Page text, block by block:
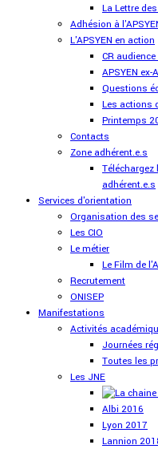
La Lettre
Adhésion à
L'APSYEN en action
CR
APSYEN
Questions
Les actions
Printemps
Contacts
Zone adhérent.e.s
adhérent.e.s
Services d'orientation
Organisation des
Les CIO
Le métier
Le Film de
Recrutement
ONISEP
Manifestations
Activités
Journées
Toutes les
Les JNE
Albi 2016
Lyon 2017
Lannion